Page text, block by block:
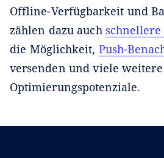
Offline-Verfügbarkeit und
zählen dazu auch
die Möglichkeit, Push-
versenden und viele weitere
Optimierungspotenziale.